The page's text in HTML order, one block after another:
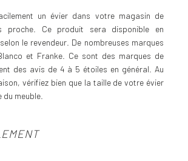
un évier dans votre magasin de
proche. Ce produit sera disponible en
le revendeur. De nombreuses marques
et Franke. Ce sont des marques de
des avis de 4 à 5 étoiles en général. Au
vérifiez bien que la taille de votre évier
meuble.